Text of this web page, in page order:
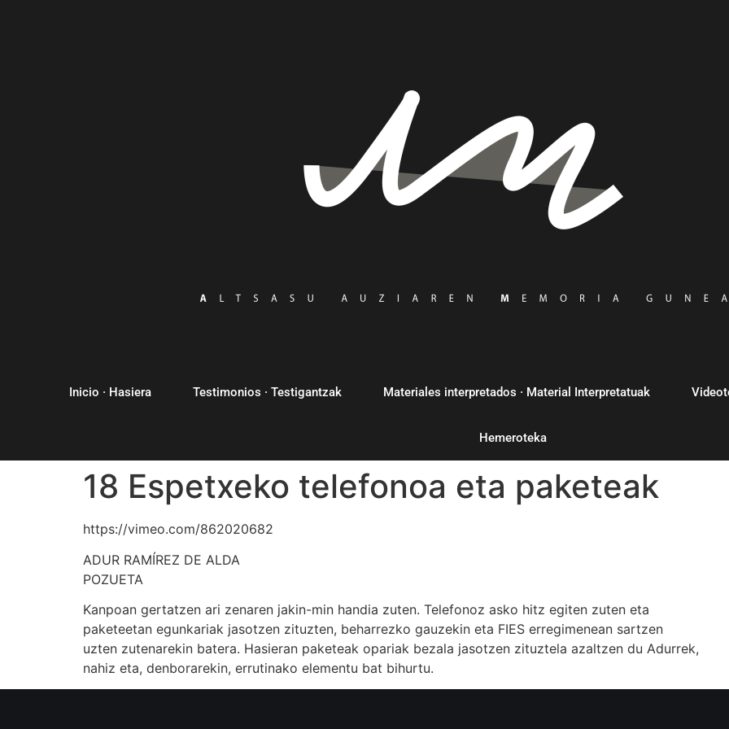
Inicio · Hasiera Testimonios · Testigantzak Materiales interpretados · Material Interpretatuak
Hemeroteka
18 Espetxeko telefonoa eta paketeak
https://vimeo.com/862020682
ADUR RAMÍREZ DE ALDA
POZUETA
Kanpoan gertatzen ari zenaren jakin-min handia zuten. Telefonoz asko hitz egiten zuten eta
paketeetan egunkariak jasotzen zituzten, beharrezko gauzekin eta FIES erregimenean sartzen
uzten zutenarekin batera. Hasieran paketeak opariak bezala jasotzen zituztela azaltzen du Adurrek,
nahiz eta, denborarekin, errutinako elementu bat bihurtu.